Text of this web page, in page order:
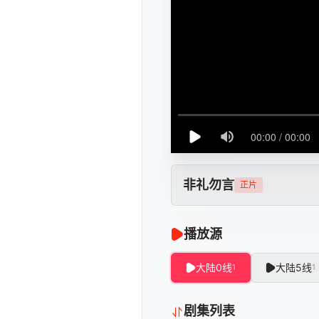
非礼勿言 正片
播放源
大陆0线1 大陆5线1
剧集列表